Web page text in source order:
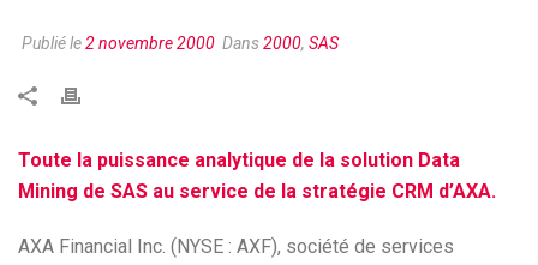
Publié le2 novembre 2000 Dans2000, SAS
Toute la puissance analytique de la solution Data
Mining de SAS au service de la stratégie CRM d’AXA.
AXA Financial Inc. (NYSE : AXF), société de services